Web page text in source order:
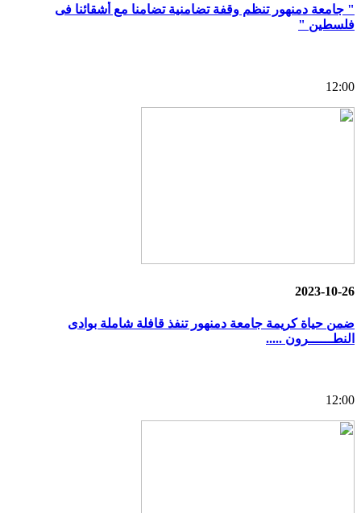
" جامعة دمنهور تنظم وقفة تضامنية تضامنا مع أشقائنا فى
فلسطين "
12:00
2023-10-26
ضمن حياة كريمة جامعة دمنهور تنفذ قافلة شاملة بوادى
النطــــــرون .....
12:00